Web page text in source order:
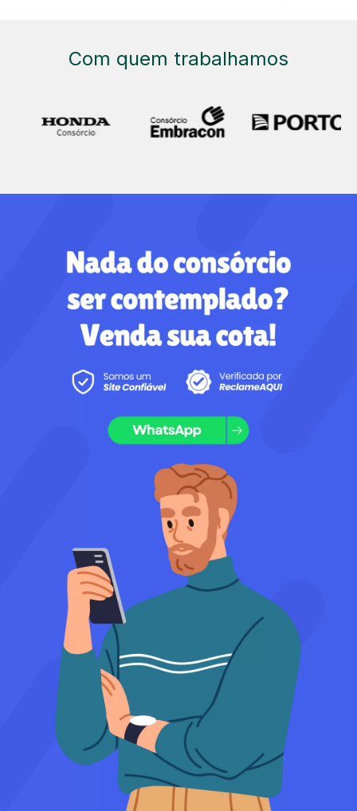
Com quem trabalhamos